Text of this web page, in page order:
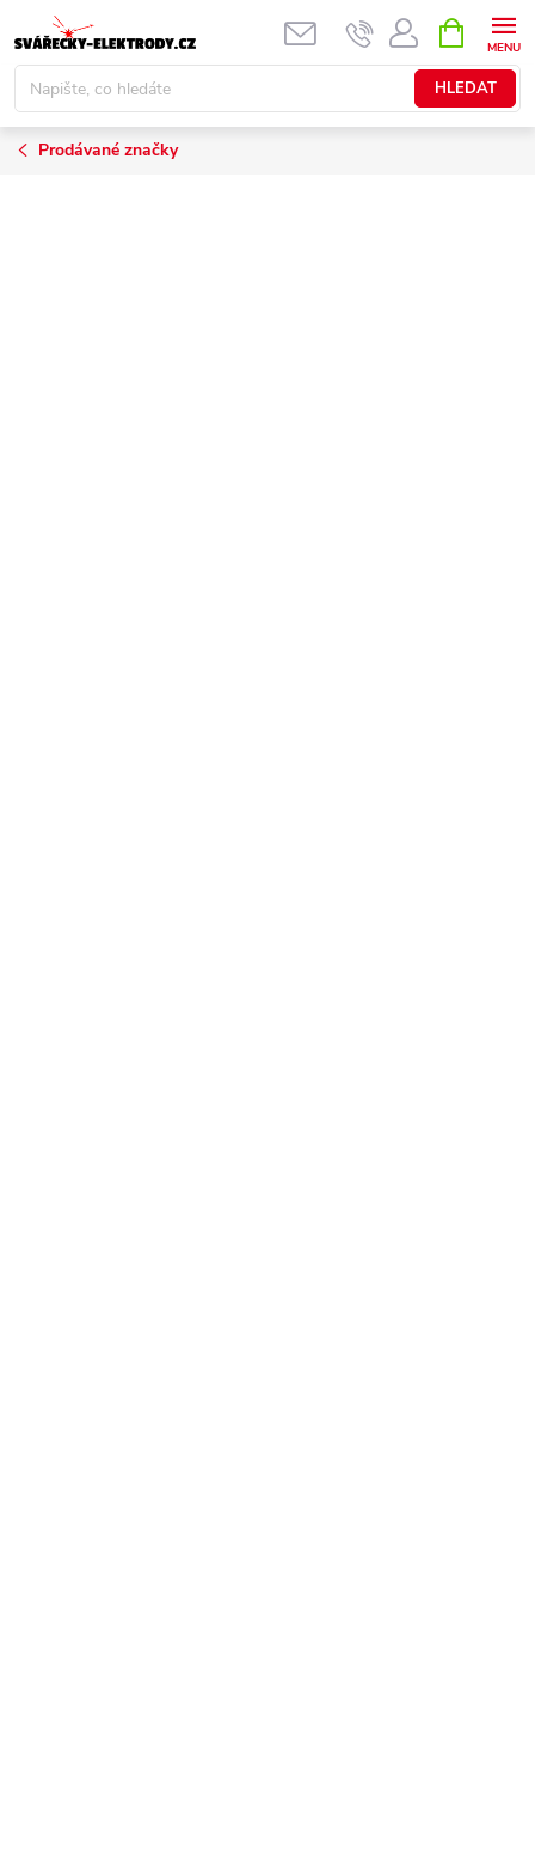
na
obsah
HLEDAT
NÁKUPNÍ
KOŠÍK
Prodávané značky